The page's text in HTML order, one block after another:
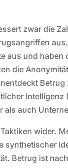
zwar die
aus und haben
die
Betrug
Intelligenz
auch
wider.
synthetischer
Betrug ist